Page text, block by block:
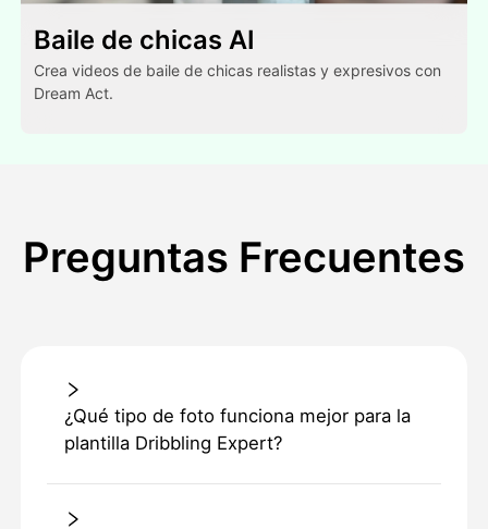
Baile de chicas AI
Crea videos de baile de chicas realistas y expresivos con
Dream Act.
Preguntas Frecuentes
¿Qué tipo de foto funciona mejor para la
plantilla Dribbling Expert?